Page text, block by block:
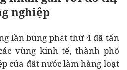
nghiệp
lần bùng phát thứ 4 đã tấn
vùng kinh tế, thành phố
của đất nước làm hàng loạt